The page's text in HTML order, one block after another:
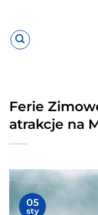
zawartości
Ferie
atrakcje na
05
sty